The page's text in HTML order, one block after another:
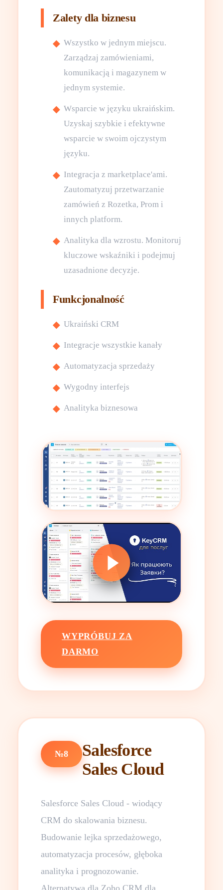
Zalety dla biznesu
Wszystko w jednym miejscu.
Zarządzaj zamówieniami,
komunikacją i magazynem w
jednym systemie.
Wsparcie w języku ukraińskim.
Uzyskaj szybkie i efektywne
wsparcie w swoim ojczystym
języku.
Integracja z marketplace'ami.
Zautomatyzuj przetwarzanie
zamówień z Rozetka, Prom i
innych platform.
Analityka dla wzrostu. Monitoruj
kluczowe wskaźniki i podejmuj
uzasadnione decyzje.
Funkcjonalność
Ukraiński CRM
Integracje wszystkie kanały
Automatyzacja sprzedaży
Wygodny interfejs
Analityka biznesowa
WYPRÓBUJ ZA
DARMO
№8
Salesforce
Sales Cloud
Salesforce Sales Cloud - wiodący
CRM do skalowania biznesu.
Budowanie lejka sprzedażowego,
automatyzacja procesów, głęboka
analityka i prognozowanie.
Alternatywa dla Zoho CRM dla